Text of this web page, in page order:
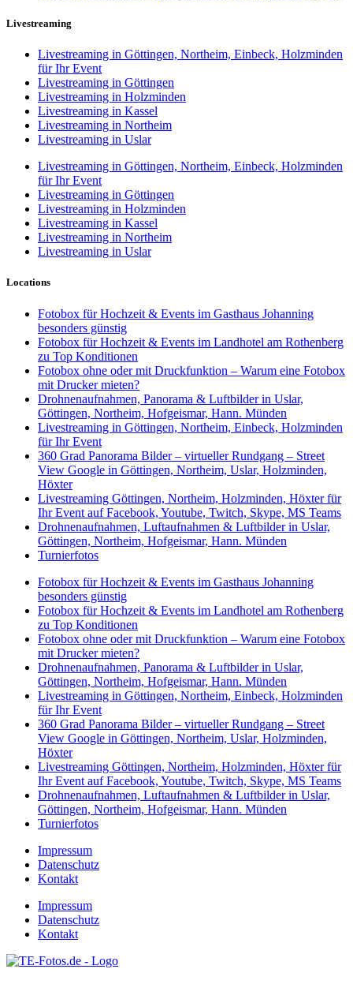
Livestreaming
Livestreaming in Göttingen, Northeim, Einbeck, Holzminden
für Ihr Event
Livestreaming in Göttingen
Livestreaming in Holzminden
Livestreaming in Kassel
Livestreaming in Northeim
Livestreaming in Uslar
Livestreaming in Göttingen, Northeim, Einbeck, Holzminden
für Ihr Event
Livestreaming in Göttingen
Livestreaming in Holzminden
Livestreaming in Kassel
Livestreaming in Northeim
Livestreaming in Uslar
Locations
Fotobox für Hochzeit & Events im Gasthaus Johanning
besonders günstig
Fotobox für Hochzeit & Events im Landhotel am Rothenberg
zu Top Konditionen
Fotobox ohne oder mit Druckfunktion – Warum eine Fotobox
mit Drucker mieten?
Drohnenaufnahmen, Panorama & Luftbilder in Uslar,
Göttingen, Northeim, Hofgeismar, Hann. Münden
Livestreaming in Göttingen, Northeim, Einbeck, Holzminden
für Ihr Event
360 Grad Panorama Bilder – virtueller Rundgang – Street
View Google in Göttingen, Northeim, Uslar, Holzminden,
Höxter
Livestreaming Göttingen, Northeim, Holzminden, Höxter für
Ihr Event auf Facebook, Youtube, Twitch, Skype, MS Teams
Drohnenaufnahmen, Luftaufnahmen & Luftbilder in Uslar,
Göttingen, Northeim, Hofgeismar, Hann. Münden
Turnierfotos
Fotobox für Hochzeit & Events im Gasthaus Johanning
besonders günstig
Fotobox für Hochzeit & Events im Landhotel am Rothenberg
zu Top Konditionen
Fotobox ohne oder mit Druckfunktion – Warum eine Fotobox
mit Drucker mieten?
Drohnenaufnahmen, Panorama & Luftbilder in Uslar,
Göttingen, Northeim, Hofgeismar, Hann. Münden
Livestreaming in Göttingen, Northeim, Einbeck, Holzminden
für Ihr Event
360 Grad Panorama Bilder – virtueller Rundgang – Street
View Google in Göttingen, Northeim, Uslar, Holzminden,
Höxter
Livestreaming Göttingen, Northeim, Holzminden, Höxter für
Ihr Event auf Facebook, Youtube, Twitch, Skype, MS Teams
Drohnenaufnahmen, Luftaufnahmen & Luftbilder in Uslar,
Göttingen, Northeim, Hofgeismar, Hann. Münden
Turnierfotos
Impressum
Datenschutz
Kontakt
Impressum
Datenschutz
Kontakt